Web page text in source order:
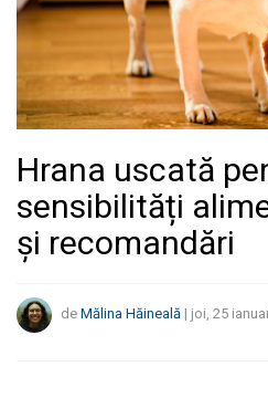
Hrana uscată
sensibilități
și recomandări
de Mălina Hăineală | joi, 25